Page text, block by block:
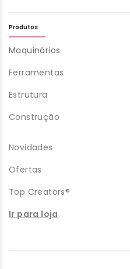
Produtos
Maquinários
Ferramentas
Estrutura
Construção
Novidades
Ofertas
Top Creators®
Ir para loja